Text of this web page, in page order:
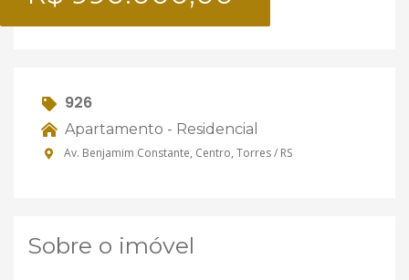
926
Apartamento - Residencial
Av. Benjamim Constante, Centro, Torres / RS
Sobre o imóvel